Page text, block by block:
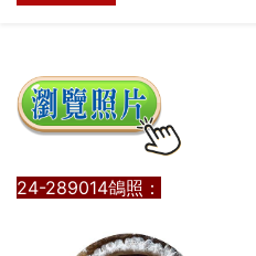
24-289014鴿照：